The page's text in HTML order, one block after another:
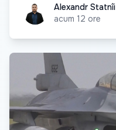
Alexandr Statnîi
Alexandr Statnîi
acum 12 ore